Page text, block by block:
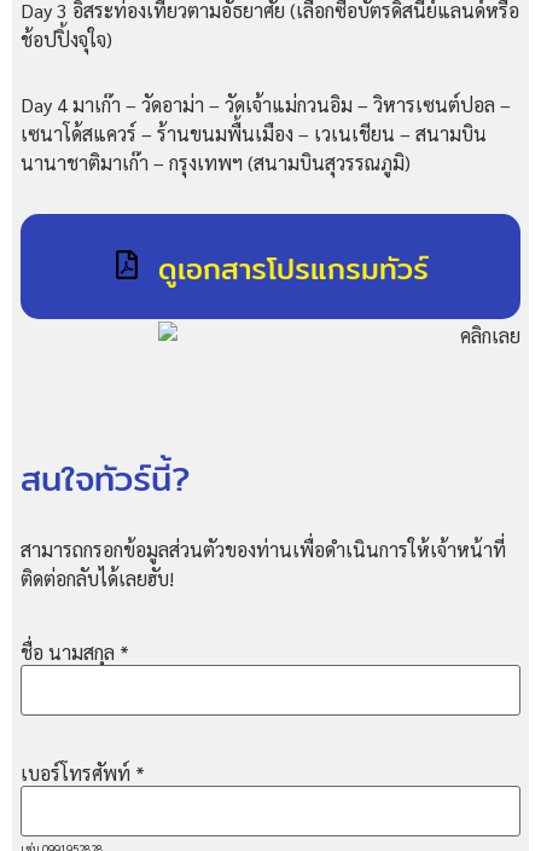
Day 3 อิสระท่องเที่ยวตามอัธยาศัย (เลือกซื้อบัตรดิสนีย์แลนด์หรือ
ช้อปปิ้งจุใจ)
Day 4มาเก๊า – วัดอาม่า – วัดเจ้าแม่กวนอิม – วิหารเซนต์ปอล –
เซนาโด้สแควร์ – ร้านขนมพื้นเมือง – เวเนเชียน – สนามบิน
นานาชาติมาเก๊า – กรุงเทพฯ (สนามบินสุวรรณภูมิ)
ดูเอกสารโปรแกรมทัวร์
สนใจทัวร์นี้?
สามารถกรอกข้อมูลส่วนตัวของท่านเพื่อดำเนินการให้เจ้าหน้าที่
ติดต่อกลับได้เลยฮับ!
ชื่อ นามสกุล *
เบอร์โทรศัพท์ *